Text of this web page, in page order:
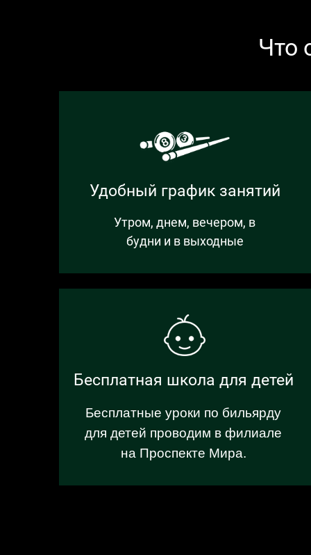
Что
Утром, днем, вечером, в
будни и в выходные
Бесплатные уроки по бильярду
для детей проводим в филиале
на Проспекте Мира.
Удобный график занятий
Бесплатная школа для детей